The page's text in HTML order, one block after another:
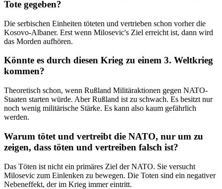
Tote gegeben?
Die serbischen Einheiten töteten und vertrieben schon vorher die
Kosovo-Albaner. Erst wenn Milosevic's Ziel erreicht ist, dann wird
das Morden aufhören.
Könnte es durch diesen Krieg zu einem 3. Weltkrieg
kommen?
Theoretisch schon, wenn Rußland Militäraktionen gegen NATO-
Staaten starten würde. Aber Rußland ist zu schwach. Es besitzt nur
noch wenig militärische Stärke. Es kann also kaum gefährlich
werden.
Warum tötet und vertreibt die NATO, nur um zu
zeigen, dass töten und vertreiben falsch ist?
Das Töten ist nicht ein primäres Ziel der NATO. Sie versucht
Milosevic zum Einlenken zu bewegen. Die Toten sind ein negativer
Nebeneffekt, der im Krieg immer eintritt.